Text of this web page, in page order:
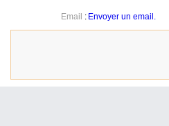
Email : Envoyer un email.